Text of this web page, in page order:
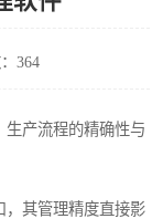
364
产流程的精确性与
，其管理精度直接影